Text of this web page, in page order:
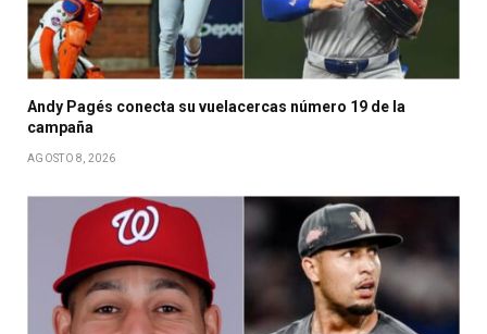
Andy Pagés conecta su vuelacercas número 19 de la
campaña
AGOSTO 8, 2026